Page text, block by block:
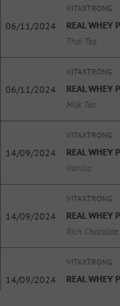
06/11/2024
VITAXTRONG
REAL WHEY
Thai Tea
06/11/2024
VITAXTRONG
REAL WHEY
Milk Tea
14/09/2024
VITAXTRONG
REAL WHEY
Vanilla
14/09/2024
VITAXTRONG
REAL WHEY
Rich Chocolate
14/09/2024
VITAXTRONG
REAL WHEY